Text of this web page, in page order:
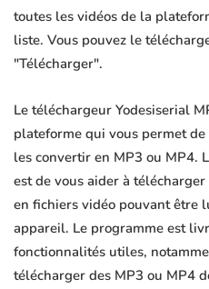
toutes les vidéos de la
liste. Vous pouvez le
"Télécharger".
Le téléchargeur Yodesiserial
plateforme qui vous permet
les convertir en MP3 ou MP4.
est de vous aider à
en fichiers vidéo pouvant être
appareil. Le programme est
fonctionnalités utiles,
télécharger des MP3 ou MP4